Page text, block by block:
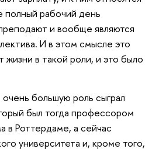
полный рабочий день
и вообще являются
И в этом смысле это
в такой роли, и это было
большую роль сыграл
был тогда профессором
в Роттердаме, а сейчас
университета и, кроме того,